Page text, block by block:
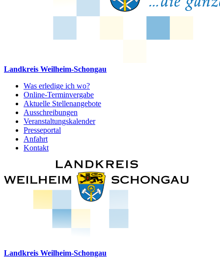
Landkreis Weilheim-Schongau
Was erledige ich wo?
Online-Terminvergabe
Aktuelle Stellenangebote
Ausschreibungen
Veranstaltungskalender
Presseportal
Anfahrt
Kontakt
Landkreis Weilheim-Schongau